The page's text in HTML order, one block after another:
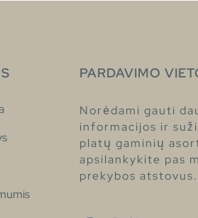
PARDAVIMO
Norėdami gauti
informacijos ir
platų gaminių
apsilankykite pas
prekybos atstovus.